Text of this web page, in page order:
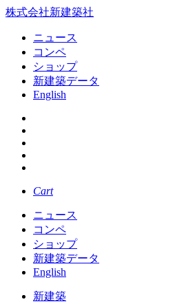
株式会社新建築社
ニュース
コンペ
ショップ
新建築データ
English
Cart
ニュース
コンペ
ショップ
新建築データ
English
新建築